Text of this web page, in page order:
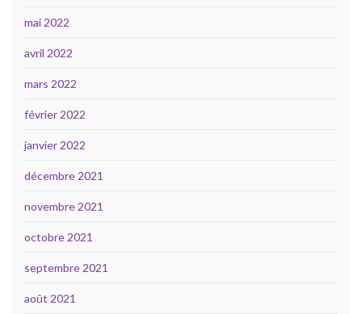
mai 2022
avril 2022
mars 2022
février 2022
janvier 2022
décembre 2021
novembre 2021
octobre 2021
septembre 2021
août 2021